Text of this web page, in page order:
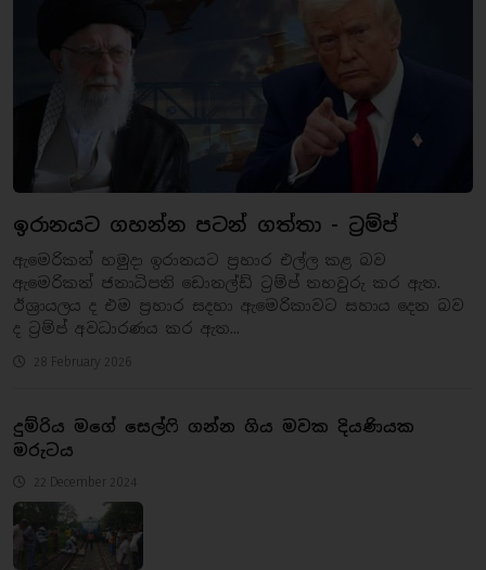
ඉරානයට ගහන්න පටන් ගත්තා - ට්‍රම්ප්
ඇමෙරිකන් හමුදා ඉරානයට ප්‍රහාර එල්ල කළ බව
ඇමෙරිකන් ජනාධිපති ඩොනල්ඩ් ට්‍රම්ප් තහවුරු කර ඇත.
ඊශ්‍රායලය ද එම ප්‍රහාර සදහා ඇමෙරිකාවට සහාය දෙන බව
ද ට්‍රම්ප් අවධාරණය කර ඇත...
28 February 2026
දුම්රිය මගේ සෙල්ෆි ගන්න ගිය මවක දියණියක
මරුටය
22 December 2024